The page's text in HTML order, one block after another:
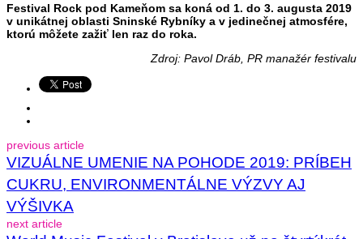
Festival Rock pod Kameňom sa koná od 1. do 3. augusta 2019
v unikátnej oblasti Sninské Rybníky a v jedinečnej atmosfére,
ktorú môžete zažiť len raz do roka.
Zdroj: Pavol Dráb, PR manažér festivalu
previous article
VIZUÁLNE UMENIE NA POHODE 2019: PRÍBEH
CUKRU, ENVIRONMENTÁLNE VÝZVY AJ
VÝŠIVKA
next article